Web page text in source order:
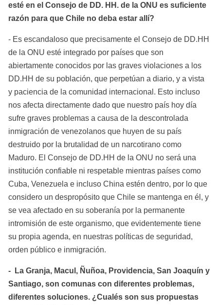
esté en el Consejo de DD. HH. de la ONU es suficiente
razón para que Chile no deba estar allí?
- Es escandaloso que precisamente el Consejo de DD.HH
de la ONU esté integrado por países que son
abiertamente conocidos por las graves violaciones a los
DD.HH de su población, que perpetúan a diario, y a vista
y paciencia de la comunidad internacional. Esto incluso
nos afecta directamente dado que nuestro país hoy día
sufre graves problemas a causa de la descontrolada
inmigración de venezolanos que huyen de su país
destruido por la brutalidad de un narcotirano como
Maduro. El Consejo de DD.HH de la ONU no será una
institución confiable ni respetable mientras países como
Cuba, Venezuela e incluso China estén dentro, por lo que
considero un despropósito que Chile se mantenga en él, y
se vea afectado en su soberanía por la permanente
intromisión de este organismo, que evidentemente tiene
su propia agenda, en nuestras políticas de seguridad,
orden público e inmigración.
-  La Granja, Macul, Ñuñoa, Providencia, San Joaquín y
Santiago, son comunas con diferentes problemas,
diferentes soluciones. ¿Cualés son sus propuestas